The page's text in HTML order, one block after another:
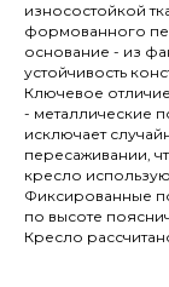
износостойкой
формованного
основание - из
устойчивость
Ключевое
- металлические
исключает
пересаживании,
кресло
Фиксированные
по высоте
Кресло